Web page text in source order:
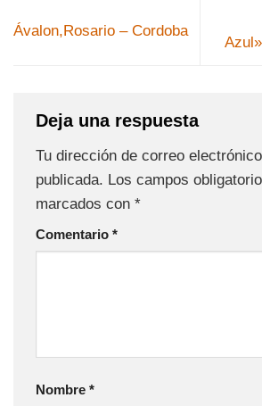
Ávalon,Rosario – Cordoba
Deja una respuesta
Tu dirección de correo
publicada. Los campos
marcados con *
Comentario *
Nombre *